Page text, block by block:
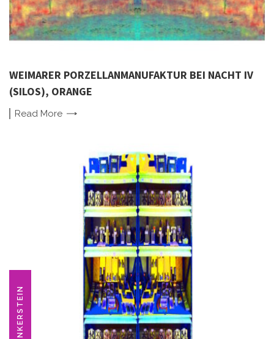
WEIMARER PORZELLANMANUFAKTUR BEI NACHT IV
(SILOS), ORANGE
Read More
ANKERSTEIN